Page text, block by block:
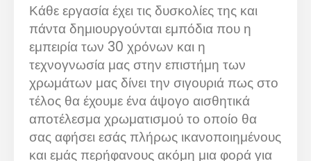
Κάθε εργασία έχει τις δυσκολίες της και
πάντα δημιουργούνται εμπόδια που η
εμπειρία των 30 χρόνων και η
τεχνογνωσία μας στην επιστήμη των
χρωμάτων μας δίνει την σιγουριά πως στο
τέλος θα έχουμε ένα άψογο αισθητικά
αποτέλεσμα χρωματισμού το οποίο θα
σας αφήσει εσάς πλήρως ικανοποιημένους
και εμάς περήφανους ακόμη μια φορά για